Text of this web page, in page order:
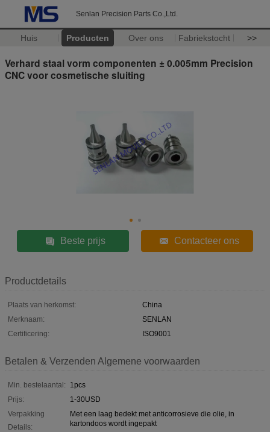
Senlan Precision Parts Co.,Ltd.
Huis Producten Over ons Fabriekstocht >>
Verhard staal vorm componenten ± 0.005mm Precision
CNC voor cosmetische sluiting
Beste prijs Contacteer ons
Productdetails
Plaats van herkomst:
China
Merknaam:
SENLAN
Certificering:
ISO9001
Betalen & Verzenden Algemene voorwaarden
Min. bestelaantal:
1pcs
Prijs:
1-30USD
Verpakking
Details:
Met een laag bedekt met anticorrosieve die olie, in
kartondoos wordt ingepakt